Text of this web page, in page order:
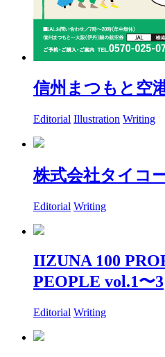
信州まつもと空
Editorial Illustration Writing
株式会社タイコ
Editorial Writing
IIZUNA 100
PEOPLE vol.1〜3
Editorial Writing